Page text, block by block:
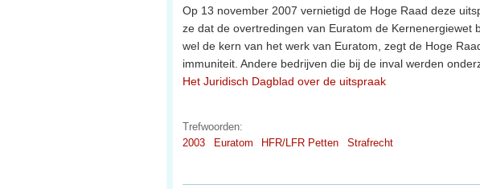
Op 13 november 2007 vernietigd de Hoge Raad deze
ze dat de overtredingen van Euratom de Kernenergiewet
wel de kern van het werk van Euratom, zegt de Hoge
immuniteit. Andere bedrijven die bij de inval werden
Het Juridisch Dagblad over de uitspraak
Trefwoorden:
2003
Euratom HFR/LFR Petten Strafrecht